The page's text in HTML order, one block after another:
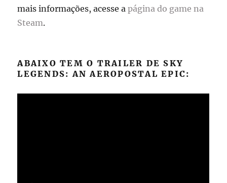
mais informações, acesse apágina do game na
Steam.
ABAIXO TEM O TRAILER DE SKY
LEGENDS: AN AEROPOSTAL EPIC: